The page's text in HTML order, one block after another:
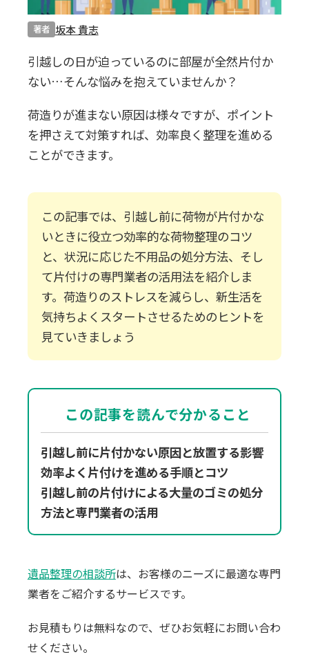
無料・24時間受付
Webで無料見積りする
著者 坂本 貴志
引越しの日が迫っているのに部屋が全然片付か
ない…そんな悩みを抱えていませんか？
荷造りが進まない原因は様々ですが、ポイント
を押さえて対策すれば、効率良く整理を進める
ことができます。
この記事では、引越し前に荷物が片付かな
いときに役立つ効率的な荷物整理のコツ
と、状況に応じた不用品の処分方法、そし
て片付けの専門業者の活用法を紹介しま
す。 荷造りのストレスを減らし、新生活を
気持ちよくスタートさせるためのヒントを
見ていきましょう
この記事を読んで分かること
引越し前に片付かない原因と放置する影響
効率よく片付けを進める手順とコツ
引越し前の片付けによる大量のゴミの処分
方法と専門業者の活用
遺品整理の相談所は、お客様のニーズに最適な専門
業者をご紹介するサービスです。
お見積もりは無料なので、ぜひお気軽にお問い合わ
せください。